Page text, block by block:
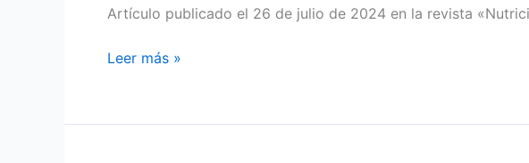
Artículo publicado el 26 de julio de 2024 en la revista
Revisión
nutrición
Leer más »